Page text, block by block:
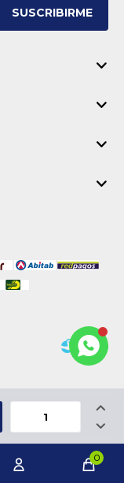
0


SUSCRIBIRME
Fenicio